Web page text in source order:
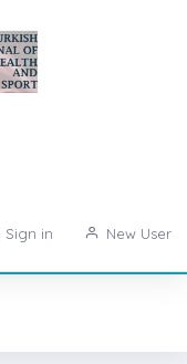
Sign in New User